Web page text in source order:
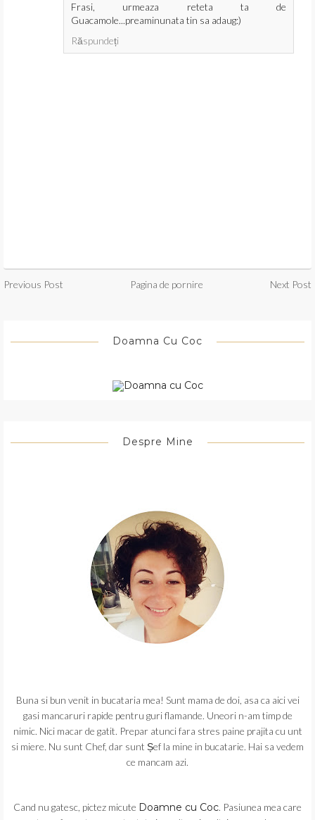
Frasi, urmeaza reteta ta de
Guacamole...preaminunata tin sa adaug:)
Răspundeți
Previous Post Pagina de pornire Next Post
Doamna Cu Coc
Despre Mine
Buna si bun venit in bucataria mea! Sunt mama de doi, asa ca aici vei
gasi mancaruri rapide pentru guri flamande. Uneori n-am timp de
nimic. Nici macar de gatit. Prepar atunci fara stres paine prajita cu unt
si miere. Nu sunt Chef, dar sunt Șef la mine in bucatarie. Hai sa vedem
ce mancam azi.
Cand nu gatesc, pictez micute Doamne cu Coc. Pasiunea mea care